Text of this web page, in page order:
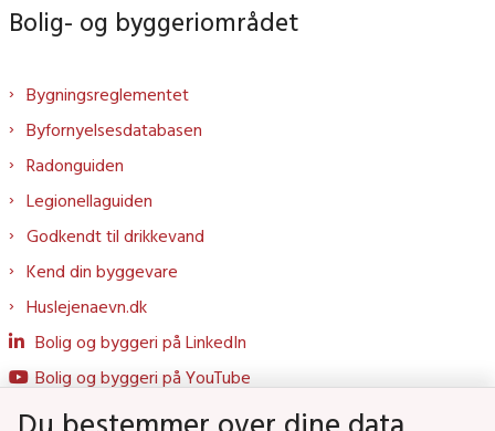
Bolig- og byggeriområdet
Bygningsreglementet
Byfornyelsesdatabasen
Radonguiden
Legionellaguiden
Godkendt til drikkevand
Kend din byggevare
Huslejenaevn.dk
Bolig og byggeri på LinkedIn
Bolig og byggeri på YouTube
Du bestemmer over dine data